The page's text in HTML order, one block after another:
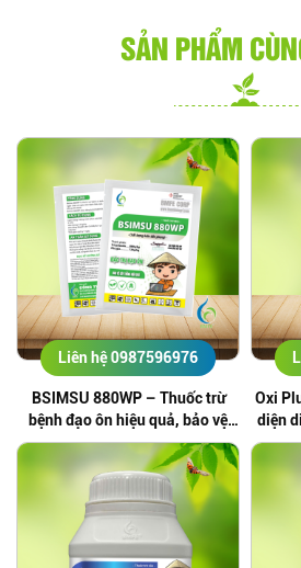
SẢN PHẨM
Liên hệ 0987596976
BSIMSU 880WP – Thuốc trừ
bệnh đạo ôn hiệu quả, bảo vệ
cây trồng bền vững
Oxi
diện